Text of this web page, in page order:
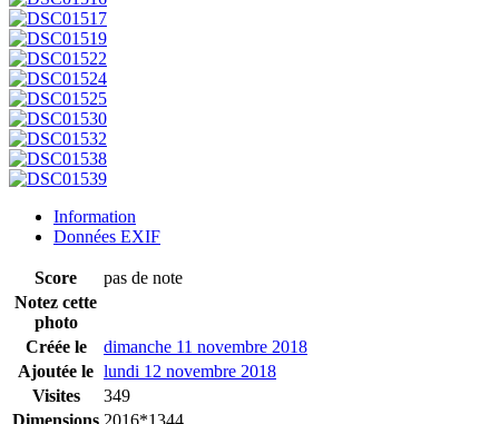
Information
Données EXIF
Score
pas de note
Notez cette
photo
Créée le
dimanche 11 novembre 2018
Ajoutée le lundi 12 novembre 2018
Visites
349
Dimensions 2016*1344